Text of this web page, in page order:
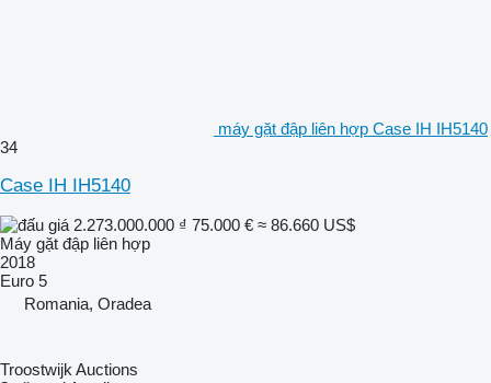
máy gặt đập liên hợp Case IH IH5140
34
Case IH IH5140
2.273.000.000 ₫ 75.000 € ≈ 86.660 US$
Máy gặt đập liên hợp
2018
Euro 5
Romania, Oradea
Troostwijk Auctions